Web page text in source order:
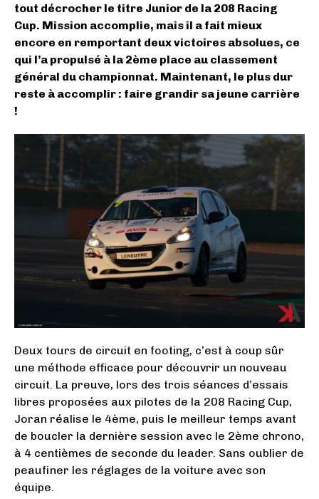
tout décrocher le titre Junior de la 208 Racing
Cup. Mission accomplie, mais il a fait mieux
encore en remportant deux victoires absolues, ce
qui l’a propulsé à la 2ème place au classement
général du championnat. Maintenant, le plus dur
reste à accomplir : faire grandir sa jeune carrière
!
Deux tours de circuit en footing, c’est à coup sûr
une méthode efficace pour découvrir un nouveau
circuit. La preuve, lors des trois séances d’essais
libres proposées aux pilotes de la 208 Racing Cup,
Joran réalise le 4ème, puis le meilleur temps avant
de boucler la dernière session avec le 2ème chrono,
à 4 centièmes de seconde du leader. Sans oublier de
peaufiner les réglages de la voiture avec son
équipe.